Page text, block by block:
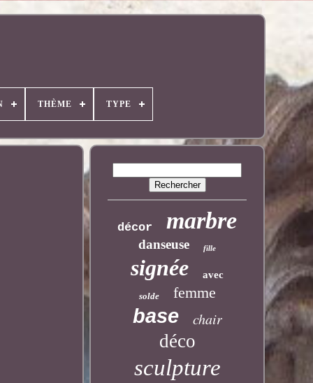
THÈME TYPE
décor marbre
danseuse fille
signée avec
solde femme
base chair
déco
sculpture